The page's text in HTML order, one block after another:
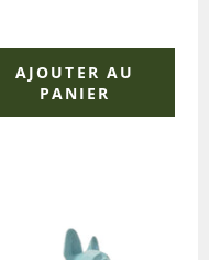
AJOUTER AU
PANIER